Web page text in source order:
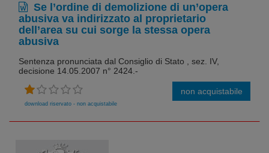
Se l’ordine di demolizione di un’opera
abusiva va indirizzato al proprietario
dell’area su cui sorge la stessa opera
abusiva
Sentenza pronunciata dal Consiglio di Stato , sez. IV,
decisione 14.05.2007 n° 2424.-
download riservato - non acquistabile
non acquistabile